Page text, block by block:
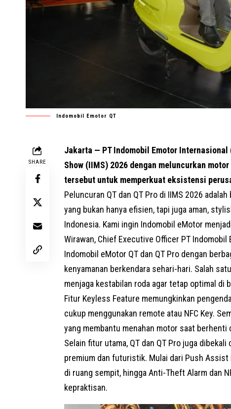
Indomobil Emotor QT
SHARE
Jakarta — PT Indomobil Emotor
Show (IIMS) 2026 dengan meluncurkan
tersebut untuk memperkuat eksistensi
Peluncuran QT dan QT Pro di IIMS 2026
yang bukan hanya efisien, tapi juga aman,
Indonesia. Kami ingin Indomobil eMotor
Wirawan, Chief Executive Officer PT
Indomobil eMotor QT dan QT Pro dengan
kenyamanan berkendara sehari-hari. Salah
menjaga kestabilan roda agar tetap optimal di
Fitur Keyless Feature memungkinkan
cukup menggunakan remote atau NFC Key.
yang membantu menahan motor saat berhenti
Selain fitur utama, QT dan QT Pro juga dibekali
premium dan futuristik. Mulai dari Push Assist
di ruang sempit, hingga Anti-Theft Alarm dan
kepraktisan.